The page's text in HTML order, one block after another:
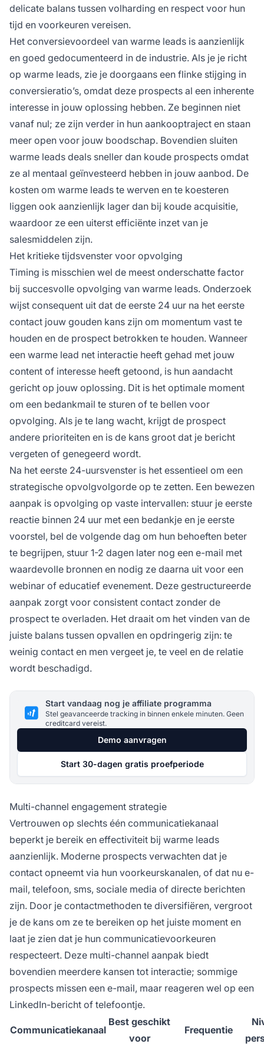
delicate balans tussen volharding en respect voor hun
tijd en voorkeuren vereisen.
Het conversievoordeel van warme leads is aanzienlijk
en goed gedocumenteerd in de industrie. Als je je richt
op warme leads, zie je doorgaans een flinke stijging in
conversieratio’s, omdat deze prospects al een inherente
interesse in jouw oplossing hebben. Ze beginnen niet
vanaf nul; ze zijn verder in hun aankooptraject en staan
meer open voor jouw boodschap. Bovendien sluiten
warme leads deals sneller dan koude prospects omdat
ze al mentaal geïnvesteerd hebben in jouw aanbod. De
kosten om warme leads te werven en te koesteren
liggen ook aanzienlijk lager dan bij koude acquisitie,
waardoor ze een uiterst efficiënte inzet van je
salesmiddelen zijn.
Het kritieke tijdsvenster voor opvolging
Timing is misschien wel de meest onderschatte factor
bij succesvolle opvolging van warme leads. Onderzoek
wijst consequent uit dat de eerste 24 uur na het eerste
contact jouw gouden kans zijn om momentum vast te
houden en de prospect betrokken te houden. Wanneer
een warme lead net interactie heeft gehad met jouw
content of interesse heeft getoond, is hun aandacht
gericht op jouw oplossing. Dit is het optimale moment
om een bedankmail te sturen of te bellen voor
opvolging. Als je te lang wacht, krijgt de prospect
andere prioriteiten en is de kans groot dat je bericht
vergeten of genegeerd wordt.
Na het eerste 24-uursvenster is het essentieel om een
strategische opvolgvolgorde op te zetten. Een bewezen
aanpak is opvolging op vaste intervallen: stuur je eerste
reactie binnen 24 uur met een bedankje en je eerste
voorstel, bel de volgende dag om hun behoeften beter
te begrijpen, stuur 1-2 dagen later nog een e-mail met
waardevolle bronnen en nodig ze daarna uit voor een
webinar of educatief evenement. Deze gestructureerde
aanpak zorgt voor consistent contact zonder de
prospect te overladen. Het draait om het vinden van de
juiste balans tussen opvallen en opdringerig zijn: te
weinig contact en men vergeet je, te veel en de relatie
wordt beschadigd.
Start vandaag nog je affiliate programma
Stel geavanceerde tracking in binnen enkele minuten. Geen
creditcard vereist.
Demo aanvragen
Start 30-dagen gratis proefperiode
Multi-channel engagement strategie
Vertrouwen op slechts één communicatiekanaal
beperkt je bereik en effectiviteit bij warme leads
aanzienlijk. Moderne prospects verwachten dat je
contact opneemt via hun voorkeurskanalen, of dat nu e-
mail, telefoon, sms, sociale media of directe berichten
zijn. Door je contactmethoden te diversifiëren, vergroot
je de kans om ze te bereiken op het juiste moment en
laat je zien dat je hun communicatievoorkeuren
respecteert. Deze multi-channel aanpak biedt
bovendien meerdere kansen tot interactie; sommige
prospects missen een e-mail, maar reageren wel op een
LinkedIn-bericht of telefoontje.
Communicatiekanaal
Best geschikt
voor
Frequentie